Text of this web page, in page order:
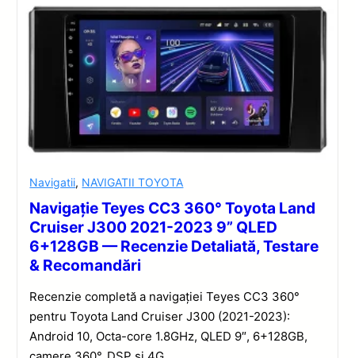
Navigatii, NAVIGATII TOYOTA
Navigație Teyes CC3 360° Toyota Land
Cruiser J300 2021-2023 9” QLED
6+128GB — Recenzie Detaliată, Testare
& Recomandări
Recenzie completă a navigației Teyes CC3 360°
pentru Toyota Land Cruiser J300 (2021-2023):
Android 10, Octa-core 1.8GHz, QLED 9″, 6+128GB,